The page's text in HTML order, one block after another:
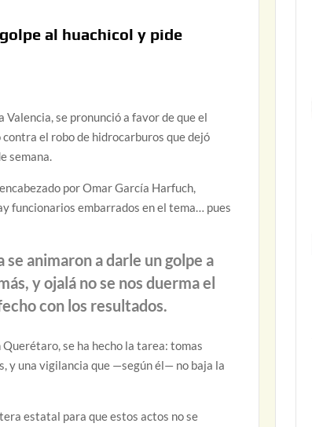
al huachicol y pide
Valencia, se pronunció a favor de que el
el robo de hidrocarburos que dejó
semana.
por Omar García Harfuch,
funcionarios embarrados en el tema… pues
animaron a darle un golpe a
y ojalá no se nos duerma el
con los resultados.
se ha hecho la tarea: tomas
y una vigilancia que —según él— no baja la
estatal para que estos actos no se